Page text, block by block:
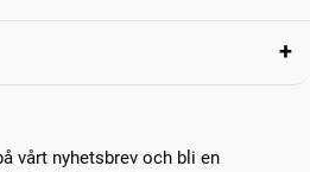
vårt nyhetsbrev och bli en